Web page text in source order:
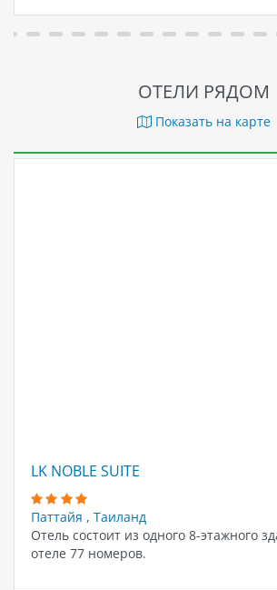
ОТЕЛИ РЯДОМ
Показать на карте
LK NOBLE SUITE
Паттайя , Таиланд
Отель состоит из одного 8-этажного
отеле 77 номеров.